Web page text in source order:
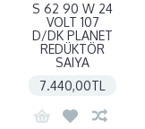
S 62 90 W 24
VOLT 107
D/DK PLANET
REDÜKTÖR
SAIYA
7.440,00TL